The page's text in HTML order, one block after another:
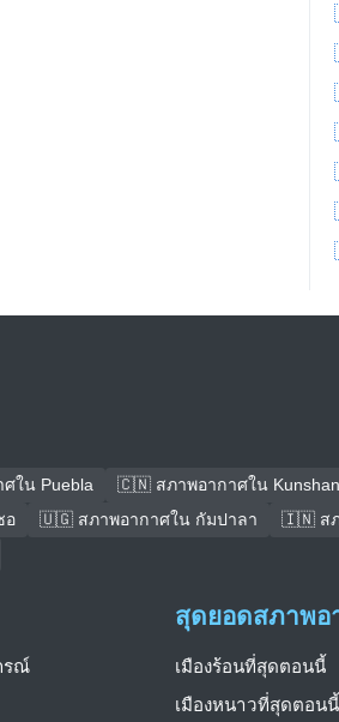
ใน Puebla 🇨🇳 สภาพอากาศใน Kunshan
อ 🇺🇬 สภาพอากาศใน กัมปาลา
🇮🇳 สภ
รณ์
สุดยอดสภาพอ
เมืองร้อนที่สุดตอนนี้
เมืองหนาวที่สุดตอนนี้